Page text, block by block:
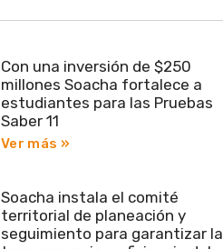
Con una inversión de $250
millones Soacha fortalece a
estudiantes para las Pruebas
Saber 11
Ver más »
Soacha instala el comité
territorial de planeación y
seguimiento para garantizar la